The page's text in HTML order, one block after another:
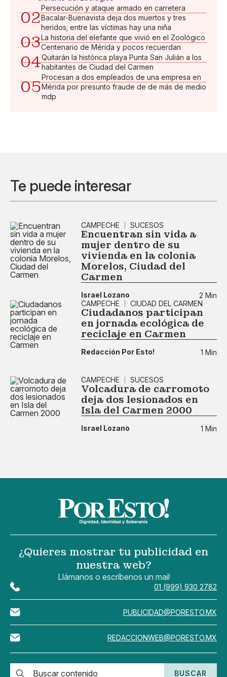
02
Persecución y ataque armado en carretera
Bacalar-Buenavista deja dos muertos y tres
heridos; entre las víctimas hay una niña
03La historia del elefante que vivió en el Zoológico
Centenario de Mérida y pocos recuerdan
04Quitarán la histórica playa Punta San Julián a los
habitantes de Ciudad del Carmen
05
Procesan a dos empleados de una empresa en
Mérida por presunto fraude de de más de medio
mdp
Te puede interesar
CAMPECHE SUCESOS
Encuentran sin vida a
mujer dentro de su
vivienda en la colonia
Morelos, Ciudad del
Carmen
Israel Lozano
2 Min
CAMPECHE
CIUDAD DEL CARMEN
Ciudadanos participan
en jornada ecológica de
reciclaje en Carmen
Redacción Por Esto! 1 Min
CAMPECHE SUCESOS
Volcadura de carromoto
deja dos lesionados en
Isla del Carmen 2000
Israel Lozano 1 Min
¿Quieres mostrar tu publicidad en
nuestra web?
Llámanos o escríbenos un mail
01 (999) 930 2782
PUBLICIDAD@PORESTO.MX
REDACCIONWEB@PORESTO.MX
BUSCAR